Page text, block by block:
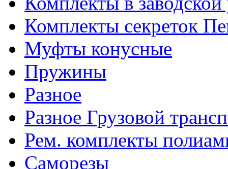
Комплекты секреток
Муфты конусные
Пружины
Разное
Разное Грузовой
Рем. комплекты
Саморезы